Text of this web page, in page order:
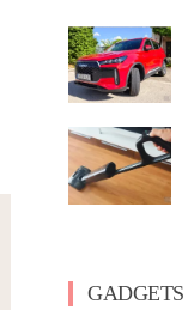
GADGETS